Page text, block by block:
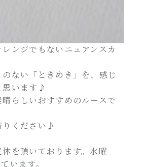
ンジでもないニュアンスカ
ない「ときめき」を、感じ
思います♪
らしいおすすめのルースで
りください♪
を頂いております。水曜
います。